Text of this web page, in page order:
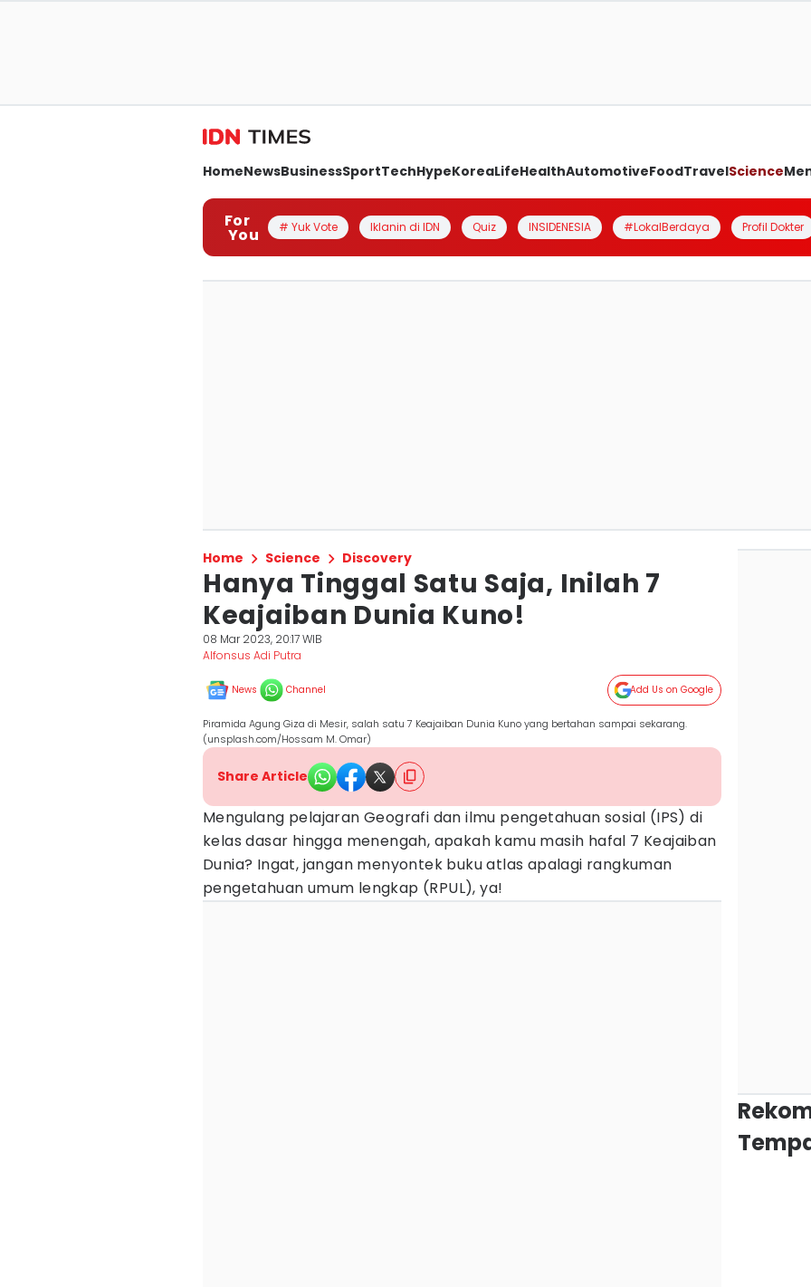
HomeNewsBusinessSportTechHypeKoreaLifeHealthAutomotiveFoodTravelScience
For
You # Yuk Vote Iklanin di IDN Quiz INSIDENESIA #LokalBerdaya Profil Dokter
Home Science Discovery
Hanya Tinggal Satu Saja, Inilah 7
Keajaiban Dunia Kuno!
08 Mar 2023, 20:17 WIB
Alfonsus Adi Putra
News Channel Add Us on Google
Piramida Agung Giza di Mesir, salah satu 7 Keajaiban Dunia Kuno yang bertahan sampai sekarang.
(unsplash.com/Hossam M. Omar)
Share Article
Mengulang pelajaran Geografi dan ilmu pengetahuan sosial (IPS) di
kelas dasar hingga menengah, apakah kamu masih hafal 7 Keajaiban
Dunia? Ingat, jangan menyontek buku atlas apalagi rangkuman
pengetahuan umum lengkap (RPUL), ya!